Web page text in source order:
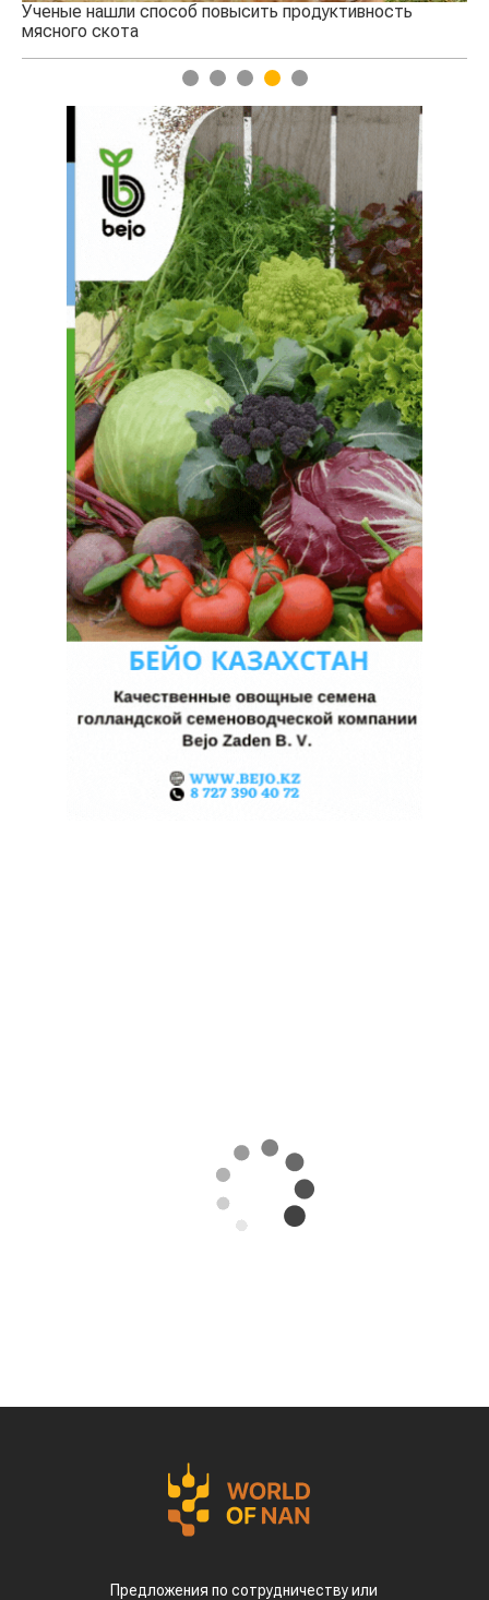
Ученые нашли способ повысить продуктивность
мясного скота
1 2 3 4 5
Предложения по сотрудничеству или